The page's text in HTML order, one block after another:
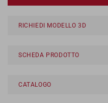
RICHIEDI MODELLO 3D
SCHEDA PRODOTTO
CATALOGO